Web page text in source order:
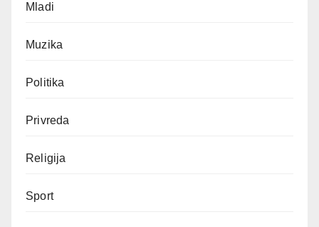
Mladi
Muzika
Politika
Privreda
Religija
Sport